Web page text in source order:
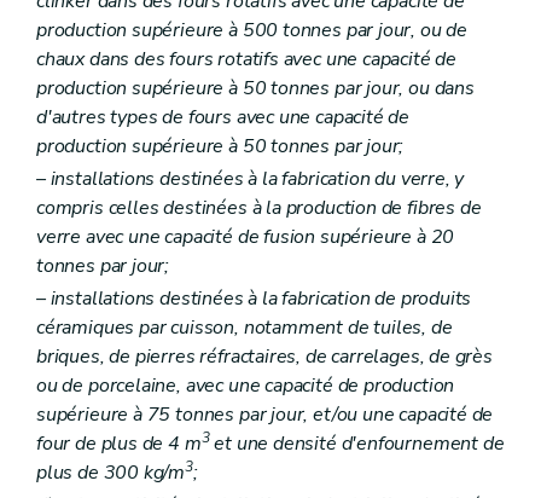
Art. 212
Art. 213
Art. 214
Art. 215
Art. 216
Art. 217
Art. 218
Art. 219
Art. 220
Art. 221
Art. 222
Art. 223
Art. 224
Art. 225
Art. 226
Art. 227
Art. 228
Art. 229
Art. 230
Art. 231
Art. 232
production supérieure à 500 tonnes par jour, ou de
chaux dans des fours rotatifs avec une capacité de
production supérieure à 50 tonnes par jour, ou dans
d'autres types de fours avec une capacité de
production supérieure à 50 tonnes par jour;
– installations destinées à la fabrication du verre, y
compris celles destinées à la production de fibres de
verre avec une capacité de fusion supérieure à 20
tonnes par jour;
– installations destinées à la fabrication de produits
céramiques par cuisson, notamment de tuiles, de
briques, de pierres réfractaires, de carrelages, de grès
ou de porcelaine, avec une capacité de production
supérieure à 75 tonnes par jour, et/ou une capacité de
four de plus de 4 m3et une densité d'enfournement de
plus de 300 kg/m3;